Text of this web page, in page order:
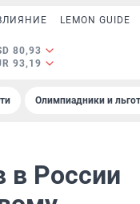
LEMON GUIDE
80,93
93,19
Олимпиадники и
в России